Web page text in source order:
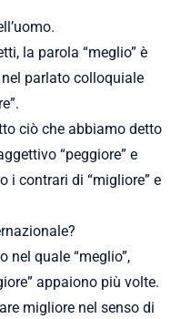
la parola “meglio” è
parlato colloquiale
ciò che abbiamo detto
“peggiore” e
i contrari di “migliore” e
nel quale “meglio”,
appaiono più volte.
migliore nel senso di